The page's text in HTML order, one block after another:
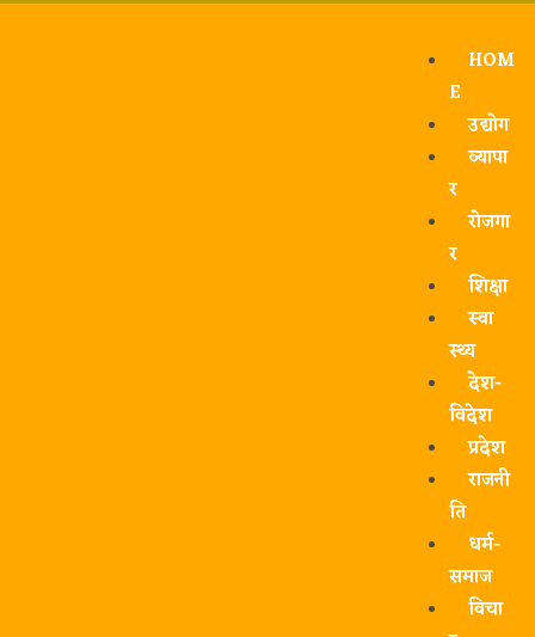
HOM
E
उद्योग
व्यापा
र
रोजगा
र
शिक्षा
स्वा
स्थ्य
देश-
विदेश
प्रदेश
राजनी
ति
धर्म-
समाज
विचा